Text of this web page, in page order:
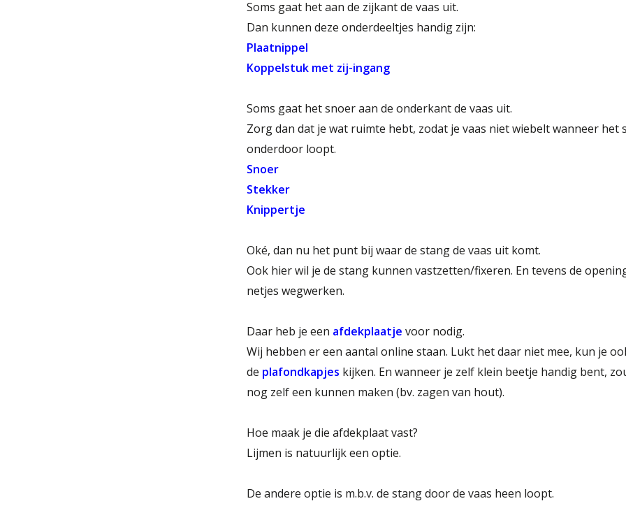
Soms gaat het aan de zijkant de vaas uit.
Dan kunnen deze onderdeeltjes handig zijn:
Plaatnippel
Koppelstuk met zij-ingang
Soms gaat het snoer aan de onderkant de vaas uit.
Zorg dan dat je wat ruimte hebt, zodat je vaas niet wiebelt wanneer het
onderdoor loopt.
Snoer
Stekker
Knippertje
Oké, dan nu het punt bij waar de stang de vaas uit komt.
Ook hier wil je de stang kunnen vastzetten/fixeren. En tevens de
netjes wegwerken.
Daar heb je een afdekplaatje voor nodig.
Wij hebben er een aantal online staan. Lukt het daar niet mee, kun je
de plafondkapjes kijken. En wanneer je zelf klein beetje handig bent,
nog zelf een kunnen maken (bv. zagen van hout).
Hoe maak je die afdekplaat vast?
Lijmen is natuurlijk een optie.
De andere optie is m.b.v. de stang door de vaas heen loopt.